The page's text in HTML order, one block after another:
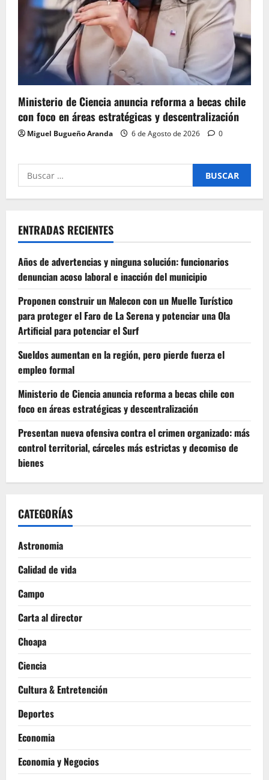
Ministerio de Ciencia anuncia reforma a becas chile
con foco en áreas estratégicas y descentralización
Miguel Bugueño Aranda 6 de Agosto de 2026 0
Buscar
por:
ENTRADAS RECIENTES
Años de advertencias y ninguna solución: funcionarios
denuncian acoso laboral e inacción del municipio
Proponen construir un Malecon con un Muelle Turístico
para proteger el Faro de La Serena y potenciar una Ola
Artificial para potenciar el Surf
Sueldos aumentan en la región, pero pierde fuerza el
empleo formal
Ministerio de Ciencia anuncia reforma a becas chile con
foco en áreas estratégicas y descentralización
Presentan nueva ofensiva contra el crimen organizado: más
control territorial, cárceles más estrictas y decomiso de
bienes
CATEGORÍAS
Astronomia
Calidad de vida
Campo
Carta al director
Choapa
Ciencia
Cultura & Entretención
Deportes
Economia
Economia y Negocios